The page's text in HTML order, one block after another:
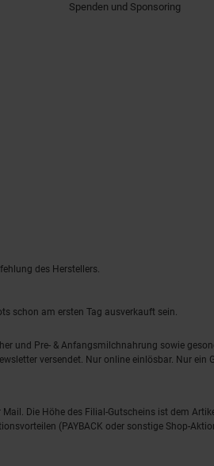
Spenden und Sponsoring
des Herstellers.
schon am ersten Tag ausverkauft sein.
und Pre- & Anfangsmilchnahrung sowie
versendet. Nur online einlösbar. Nur ein
Die Höhe des Filial-Gutscheins ist dem
(PAYBACK oder sonstige Shop-